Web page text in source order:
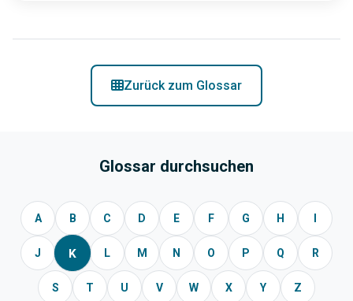
Zurück zum Glossar
Glossar durchsuchen
A B C D E F G H
J K L M N O P Q R
S T U V W X Y Z